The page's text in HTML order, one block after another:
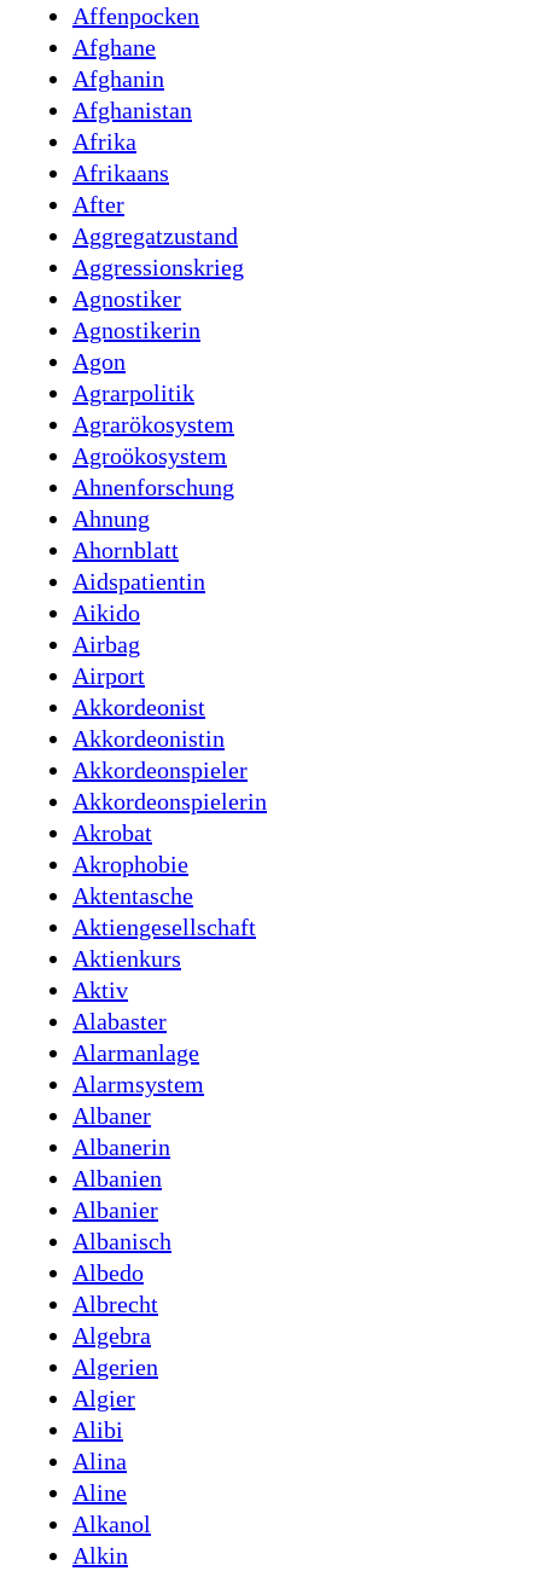
Affenpocken
Afghane
Afghanin
Afghanistan
Afrika
Afrikaans
After
Aggregatzustand
Aggressionskrieg
Agnostiker
Agnostikerin
Agon
Agrarpolitik
Agrarökosystem
Agroökosystem
Ahnenforschung
Ahnung
Ahornblatt
Aidspatientin
Aikido
Airbag
Airport
Akkordeonist
Akkordeonistin
Akkordeonspieler
Akkordeonspielerin
Akrobat
Akrophobie
Aktentasche
Aktiengesellschaft
Aktienkurs
Aktiv
Alabaster
Alarmanlage
Alarmsystem
Albaner
Albanerin
Albanien
Albanier
Albanisch
Albedo
Albrecht
Algebra
Algerien
Algier
Alibi
Alina
Aline
Alkanol
Alkin